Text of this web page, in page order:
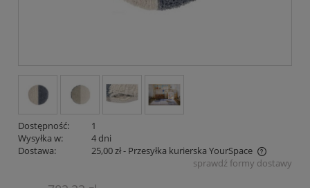
Dostępność:
1
Wysyłka w:
4 dni
Dostawa:
25,00 zł- Przesyłka kurierska YourSpace
Cena nie zawiera ewentualnych kosztów płatnościsprawdź formy dostawy